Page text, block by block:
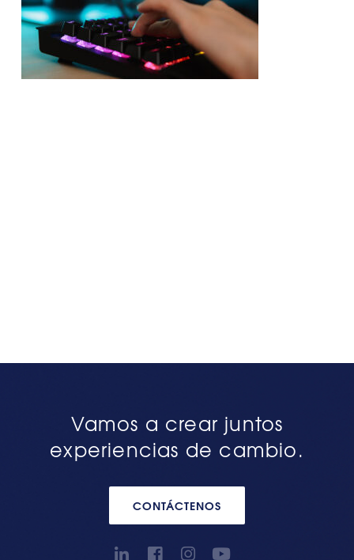
Vamos a crear juntos
experiencias de cambio.
CONTÁCTENOS